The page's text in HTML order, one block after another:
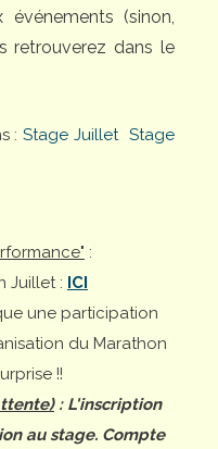
(sinon,
retrouverez dans le
:Stage Juillet Stage
:
Juillet : ICI
une participation
du Marathon
!!
: L'inscription
au stage. Compte